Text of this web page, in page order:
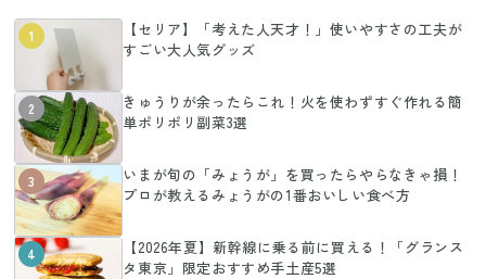
1
【セリア】「考えた人天才！」使いやすさの工夫が
すごい大人気グッズ
2
きゅうりが余ったらこれ！火を使わずすぐ作れる簡
単ポリポリ副菜3選
3
いまが旬の「みょうが」を買ったらやらなきゃ損！
プロが教えるみょうがの1番おいしい食べ方
4
【2026年夏】新幹線に乗る前に買える！「グランス
タ東京」限定おすすめ手土産5選